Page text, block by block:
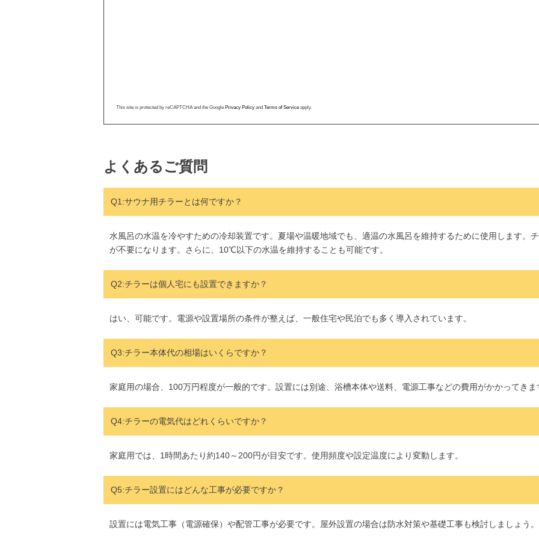
This site is protected by reCAPTCHA and the Google Privacy Policy and Terms of Service apply.
よくあるご質問
Q1:サウナ用チラーとは何ですか？
水風呂の水温を冷やすための冷却装置です。夏場や温暖地域でも、適温の水風呂を維持するために使用します。
が不要になります。さらに、10℃以下の水温を維持することも可能です。
Q2:チラーは個人宅にも設置できますか？
はい、可能です。電源や設置場所の条件が整えば、一般住宅や民泊でも多く導入されています。
Q3:チラー本体代の相場はいくらですか？
家庭用の場合、100万円程度が一般的です。設置には別途、浴槽本体や送料、電源工事などの費用がかかってきま
Q4:チラーの電気代はどれくらいですか？
家庭用では、1時間あたり約140～200円が目安です。使用頻度や設定温度により変動します。
Q5:チラー設置にはどんな工事が必要ですか？
設置には電気工事（電源確保）や配管工事が必要です。屋外設置の場合は防水対策や基礎工事も検討しましょう。